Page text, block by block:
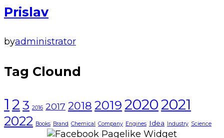
Prislav
byadministrator
Tag Clound
1 2 3 2016 2017 2018 2019 20202021
2022 Books Brand Chemical Company Engines Idea Industry Science